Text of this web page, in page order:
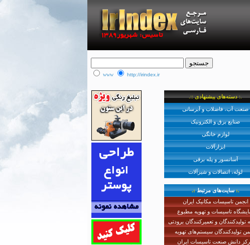
www http://irindex.ir
.:: دسته‌های پیشنهادی :.
صنعت آب، فاضلاب و آبرسانی
صنایع برق و الکترونیک
لوازم خانگی
ابزارآلات
آسانسور و پله برقی
لوله، اتصالات و شیرآلات
.:سایت‌های مرتبط:.
انجمن تاسیسات مکانیک ایران
تاسیسات و تهویه مطبوع
تولیدکنندگان و تعمیرکنندگان برودتی
تولیدکنندگان سیستم‌های تهویه
دانش صنعت تاسیسات ایران